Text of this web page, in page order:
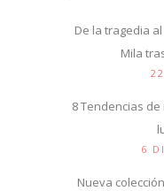
De la tragedia
Mila
8 Tendencias
6
Nueva